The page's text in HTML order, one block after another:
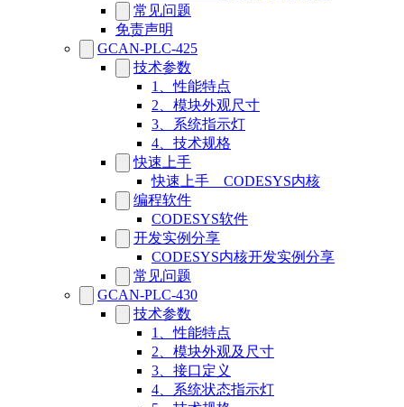
常见问题
免责声明
GCAN-PLC-425
技术参数
1、性能特点
2、模块外观尺寸
3、系统指示灯
4、技术规格
快速上手
快速上手__CODESYS内核
编程软件
CODESYS软件
开发实例分享
CODESYS内核开发实例分享
常见问题
GCAN-PLC-430
技术参数
1、性能特点
2、模块外观及尺寸
3、接口定义
4、系统状态指示灯